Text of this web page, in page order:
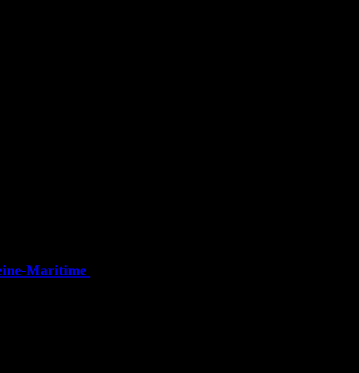
Maritime